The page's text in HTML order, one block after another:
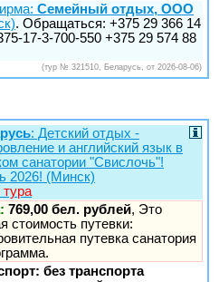
Семейный отдых, ООО
. Обращаться: +375 29 366 14
17-3-700-550 +375 29 574 88
(тур № 321510, Беларусь, от 2026-08-06)
: Детский отдых -
и английский язык в
санатории "Свислочь"!
2026! (Минск)
тура
769,00 бел. рублей, Это
стоимость путевки:
путевка санатория
без транспорта